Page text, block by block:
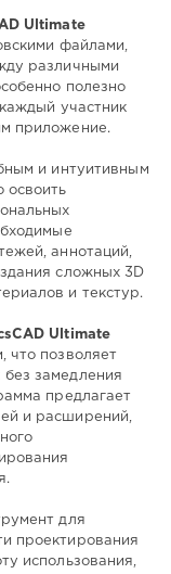
Ultimate
файлами,
различными
полезно
участник
приложение.
и интуитивным
освоить
аннотаций,
сложных 3D
и текстур.
Ultimate
что позволяет
замедления
предлагает
и расширений,
для
проектирования
использования,